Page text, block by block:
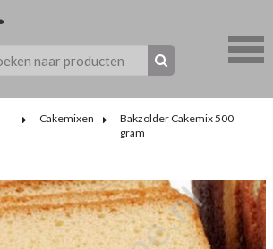
Cakemixen
Bakzolder Cakemix 500
gram